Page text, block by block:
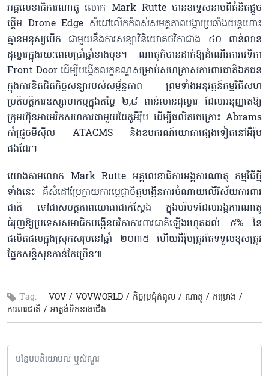
អគ្គលេខាធិការណាតូ លោក Mark Rutte បានឧទ្ទេសនាមពីគំនិតផ្តួច
ផ្តើម Drone Edge សំដៅលើកកំពស់សមត្ថភាពបង្ការប្រឆាំងយន្តហោះ
គ្មានមនុស្សបើក ជាមួយនឹងការសន្យាវិនិយោគថវិកាជាង ៤០ ពាន់លាន
ដុល្លារក្នុងរយៈពេលប្រាំឆ្នាំខាងមុខ។ ណាតូក៏បានដាក់ឱ្យដំណើរការវេទិកា
Front Door ដើម្បីបង្កើតលក្ខខណ្ឌសម្រាប់សហគ្រាសការពារជាតិឯកជន
ក្នុងការខិតជិតកិច្ចសន្យារបស់សម្ព័ន្ធភាព ព្រមទាំងអនុវត្តន៍កម្មវិធីសហ
ប្រតិបត្តិការឧស្សាហកម្មក្នុងតម្លៃ ២,៨ ពាន់លានដុល្លារ ដែលអនុញ្ញាតឱ្យ
ក្រុមហ៊ុនអាមេរិកសហការជាមួយដៃគូអឺរ៉ុប ដើម្បីផលិតរថក្រោះ Abrams
កាំជ្រួចមីស៊ីល ATACMS និងឧបករណ៍យោធាផ្សេងទៀតនៅអឺរ៉ុប
ផងដែរ។
យោងតាមលោក Mark Rutte អគ្គលេខាធិការអង្គការណាតូ កម្មវិធីថ្មី
ទាំងនេះ គឺសំដៅប្រែក្លាយការប្តេជ្ញាចិត្តបង្កើនការចំណាយលើវិស័យការពារ
ជាតិ ទៅជាសមត្ថភាពយោធាជាក់ស្តែង ក្នុងបរិបទដែលអង្គការណាតូ
ជំរុញឱ្យប្រទេសសមាជិកបង្កើនថវិកាការពារជាតិឡើងរហូតដល់ ៥% នៃ
ផលិតផលក្នុងស្រុកសរុបនៅឆ្នាំ ២០៣៥ ហើយអឺរ៉ុបត្រូវតែទទួលខុសត្រូវ
ផ្នែកសន្តិសុខកាន់តែច្រើន៕
Tag: VOV / VOVWORLD / កិច្ចប្រជុំកំពូល / ណាតូ / គម្រោង /
ការពារជាតិ / អាត្លង់ទិកខាងជើង